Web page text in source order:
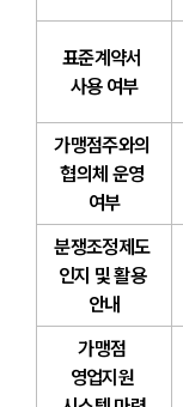
표준계약서
사용 여부
가맹점주와의
협의체 운영
여부
분쟁조정제도
인지 및 활용
안내
가맹점
영업지원